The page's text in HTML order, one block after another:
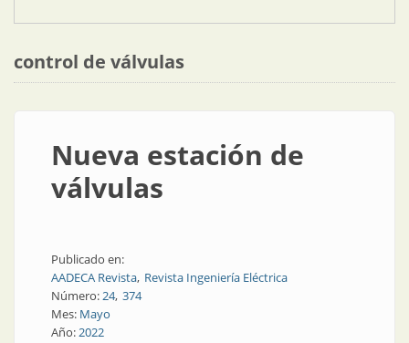
control de válvulas
Nueva estación de
válvulas
Publicado en:
AADECA Revista Revista Ingeniería Eléctrica
Número:24 374
Mes: Mayo
Año:2022